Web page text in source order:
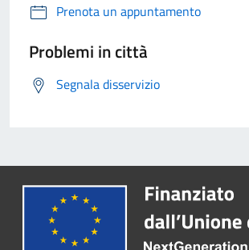
Prenota un appuntamento
Problemi in città
Segnala disservizio